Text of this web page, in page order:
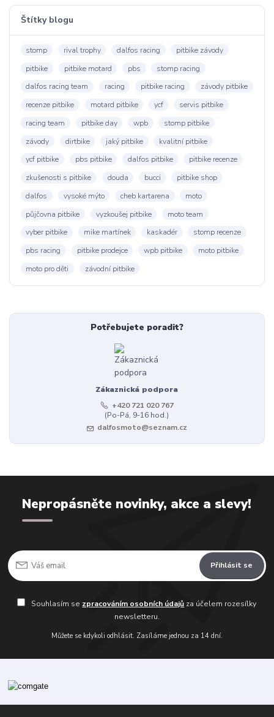
Štítky blogu
stomp rival trophy dalfos racing
pitbike závody
pitbike
pitbike motard pbs
stomp racing
dalfos racing team
racing pitbike racing
závody pitbike
recenze pitbike
motard pitbike ycf
servis pitbike
racing team
pitbike day wpb
stomp pitbike
závody
dirtbike jaký pitbike
kvalitní pitbike
ycf pitbike
pbs pitbike dalfos pitbike
pitbike recenze
zkušenosti s pitbike
douda bucci
pitbike shop
dalfos
vysoké mýto cheb kartarena
moto
půjčovna pitbike
vyzkoušej pitbike
moto team
vyber pitbike
mike martínek kaskadér
stomp recenze
pbs racing
pitbike prodejce wpb pitbike
moto pitbike
moto pro děti
závodní pitbike
Potřebujete poradit?
Zákaznická podpora
+420 721 020 767
(Po-Pá, 9-16 hod.)
dalfosmoto@seznam.cz
Nepropásněte novinky, akce a slevy!
Přihlásit se
Souhlasím se zpracováním osobních údajů za účelem rozesílky
newsletteru.
Můžete se kdykoli odhlásit. Zasíláme jednou za 14 dní.